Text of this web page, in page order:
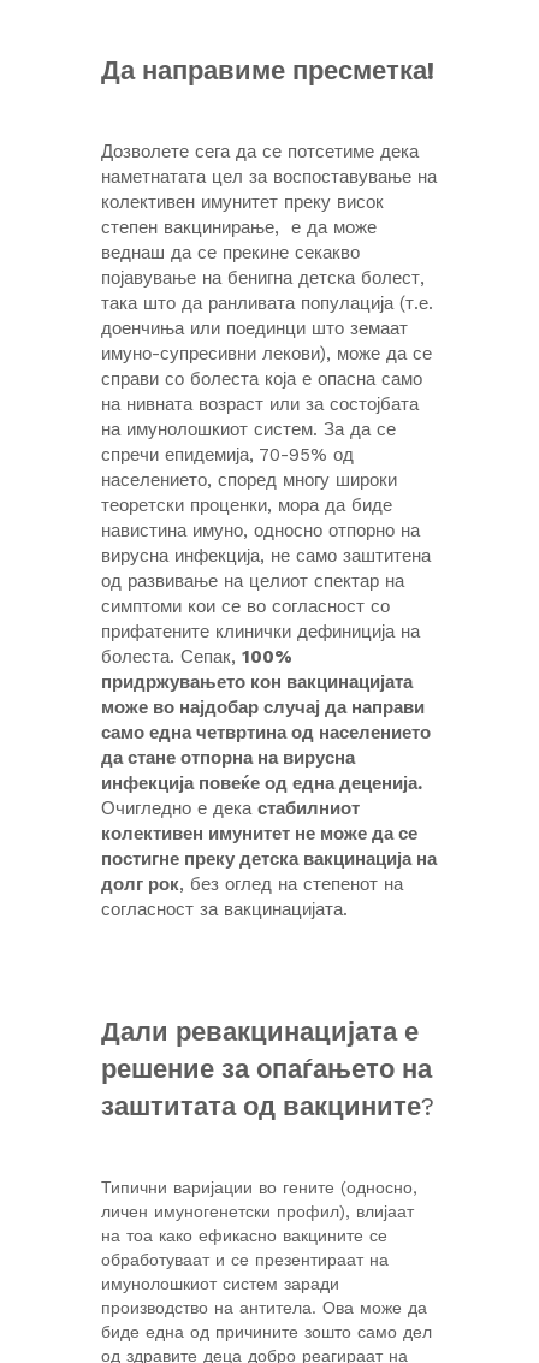
Да направиме пресметка!
Дозволете сега да се потсетиме дека
наметнатата цел за воспоставување на
колективен имунитет преку висок
степен вакцинирање, е да може
веднаш да се прекине секакво
појавување на бенигна детска болест,
така што да ранливата популација (т.е.
доенчиња или поединци што земаат
имуно-супресивни лекови), може да се
справи со болеста која е опасна само
на нивната возраст или за состојбата
на имунолошкиот систем. За да се
спречи епидемија, 70-95% од
населението, според многу широки
теоретски проценки, мора да биде
навистина имуно, односно отпорно на
вирусна инфекција, не само заштитена
од развивање на целиот спектар на
симптоми кои се во согласност со
прифатените клинички дефиниција на
болеста. Сепак, 100%
придржувањето кон вакцинацијата
може во најдобар случај да направи
само една четвртина од населението
да стане отпорна на вирусна
инфекција повеќе од една деценија.
Очигледно е дека стабилниот
колективен имунитет не може да се
постигне преку детска вакцинација на
долг рок, без оглед на степенот на
согласност за вакцинацијата.
Дали ревакцинацијата е
решение за опаѓањето на
заштитата од вакцините?
Типични варијации во гените (односно,
личен имуногенетски профил), влијаат
на тоа како ефикасно вакцините се
обработуваат и се презентираат на
имунолошкиот систем заради
производство на антитела. Ова може да
биде една од причините зошто само дел
од здравите деца добро реагираат на